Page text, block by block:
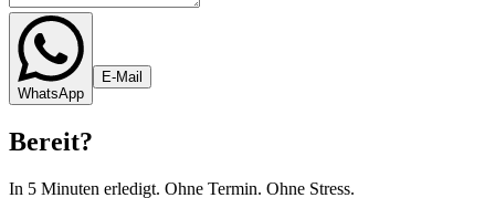
WhatsApp
E-Mail
Bereit?
In 5 Minuten erledigt. Ohne Termin. Ohne Stress.